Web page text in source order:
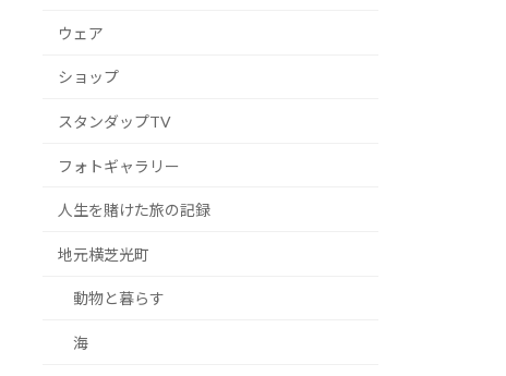
ウェア
ショップ
スタンダップTV
フォトギャラリー
人生を賭けた旅の記録
地元横芝光町
動物と暮らす
海